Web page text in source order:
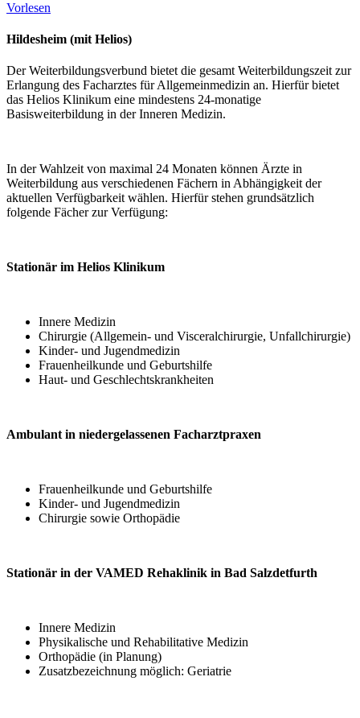
Vorlesen
Hildesheim (mit Helios)
Der Weiterbildungsverbund bietet die gesamt Weiterbildungszeit zur
Erlangung des Facharztes für Allgemeinmedizin an. Hierfür bietet
das Helios Klinikum eine mindestens 24-​monatige
Basisweiterbildung in der Inneren Medizin.
In der Wahlzeit von maximal 24 Monaten können Ärzte in
Weiterbildung aus verschiedenen Fächern in Abhängigkeit der
aktuellen Verfügbarkeit wählen. Hierfür stehen grundsätzlich
folgende Fächer zur Verfügung:
Stationär im Helios Klinikum
Innere Medizin
Chirurgie (Allgemein-​ und Visceralchirurgie, Unfallchirurgie)
Kinder-​ und Jugendmedizin
Frauenheilkunde und Geburtshilfe
Haut- und Geschlechtskrankheiten
Ambulant in niedergelassenen Facharztpraxen
Frauenheilkunde und Geburtshilfe
Kinder-​ und Jugendmedizin
Chirurgie sowie Orthopädie
Stationär in der VAMED Rehaklinik in Bad Salzdetfurth
Innere Medizin
Physikalische und Rehabilitative Medizin
Orthopädie (in Planung)
Zusatzbezeichnung möglich: Geriatrie